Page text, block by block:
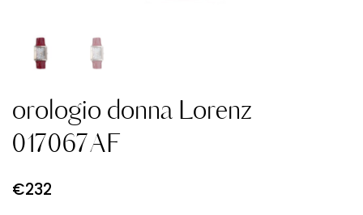
orologio donna Lorenz
017067AF
€232